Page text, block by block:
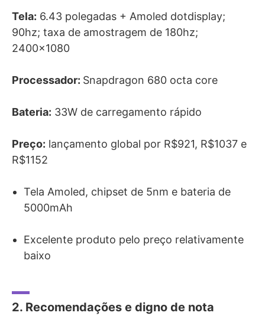
Tela: 6.43 polegadas + Amoled dotdisplay;
90hz; taxa de amostragem de 180hz;
2400×1080
Processador: Snapdragon 680 octa core
Bateria: 33W de carregamento rápido
Preço: lançamento global por R$921, R$1037 e
R$1152
Tela Amoled, chipset de 5nm e bateria de
5000mAh
Excelente produto pelo preço relativamente
baixo
2. Recomendações e digno de nota